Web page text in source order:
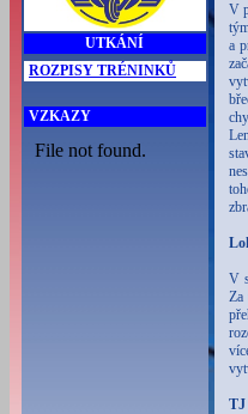
UTKÁNÍ
ROZPISY TRÉNINKŮ
VZKAZY
V
a
V
Za
TJ